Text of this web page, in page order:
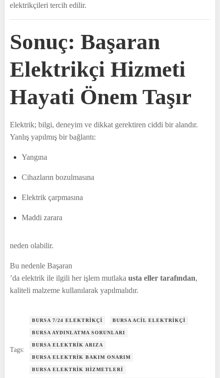
elektrikçileri tercih edilir.
Sonuç: Başaran
Elektrikçi Hizmeti
Hayati Önem Taşır
Elektrik; bilgi, deneyim ve dikkat gerektiren ciddi bir alandır.
Yanlış yapılmış bir bağlantı:
Yangına
Cihazların bozulmasına
Elektrik çarpmasına
Maddi zarara
neden olabilir.
Bu nedenle Başaran
’da elektrik ile ilgili her işlem mutlaka usta eller tarafından,
kaliteli malzeme kullanılarak yapılmalıdır.
Tags:
BURSA 7/24 ELEKTRIKÇI BURSA ACIL ELEKTRIKÇI
BURSA AYDINLATMA SORUNLARI
BURSA ELEKTRIK ARIZA
BURSA ELEKTRIK BAKIM ONARIM
BURSA ELEKTRIK HIZMETLERI